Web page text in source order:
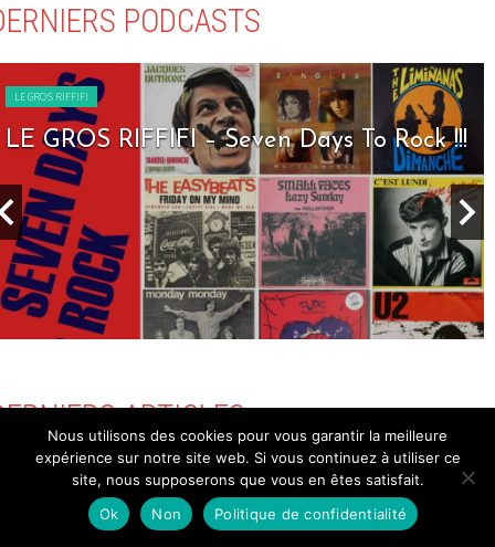
PODCASTS
LE GROS RIFFIFI
LE GROS RIFFIFI – Seven Days To Rock !!!
ARTICLES
GENERAL
Nous utilisons des cookies pour vous garantir la meilleure
expérience sur notre site web. Si vous continuez à utiliser ce
site, nous supposerons que vous en êtes satisfait.
Ok
Non Politique de confidentialité